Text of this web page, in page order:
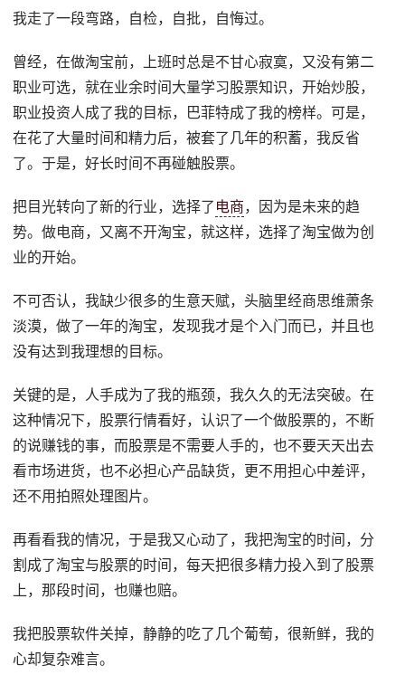
我走了一段弯路，自检，自批，自悔过。
曾经，在做淘宝前，上班时总是不甘心寂寞，又没有第二
职业可选，就在业余时间大量学习股票知识，开始炒股，
职业投资人成了我的目标，巴菲特成了我的榜样。可是，
在花了大量时间和精力后，被套了几年的积蓄，我反省
了。于是，好长时间不再碰触股票。
把目光转向了新的行业，选择了 电商，因为是未来的趋
势。做电商，又离不开淘宝，就这样，选择了淘宝做为创
业的开始。
不可否认，我缺少很多的生意天赋，头脑里经商思维萧条
淡漠，做了一年的淘宝，发现我才是个入门而已，并且也
没有达到我理想的目标。
关键的是，人手成为了我的瓶颈，我久久的无法突破。在
这种情况下，股票行情看好，认识了一个做股票的，不断
的说赚钱的事，而股票是不需要人手的，也不要天天出去
看市场进货，也不必担心产品缺货，更不用担心中差评，
还不用拍照处理图片。
再看看我的情况，于是我又心动了，我把淘宝的时间，分
割成了淘宝与股票的时间，每天把很多精力投入到了股票
上，那段时间，也赚也赔。
我把股票软件关掉，静静的吃了几个葡萄，很新鲜，我的
心却复杂难言。